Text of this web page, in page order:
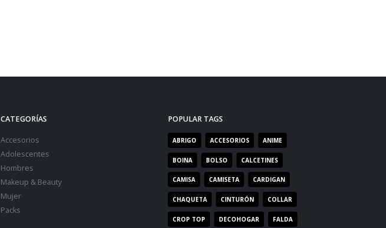
CATEGORÍAS
Accesorios
Adolescentes
Hombres
Makeup & Beauty
Mujer
Packs
POPULAR TAGS
ABRIGO ACCESORIOS ANIME
BOINA BOLSO CALCETINES
CAMISA CAMISETA CARDIGAN
CHAQUETA CINTURÓN COLLAR
CROP TOP DECOHOGAR FALDA